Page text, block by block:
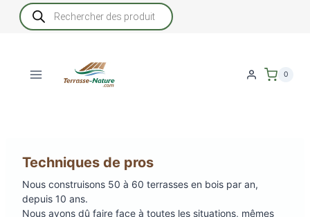
Recherche
de
produits
0
Techniques de pros
Nous construisons 50 à 60 terrasses en bois par an,
depuis 10 ans.
Nous avons dû faire face à toutes les situations, mêmes